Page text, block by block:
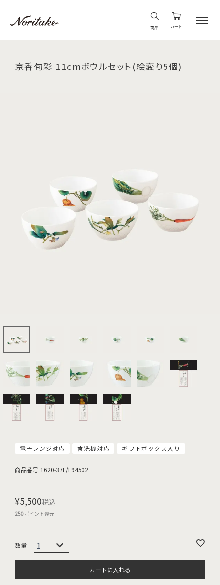
商品 カート
京香旬彩 11cmボウルセット(絵変り5個)
電子レンジ対応 食洗機対応 ギフトボックス入り
商品番号 1620-37L/F94502
¥5,500税込
250ポイント還元
カートに入れる